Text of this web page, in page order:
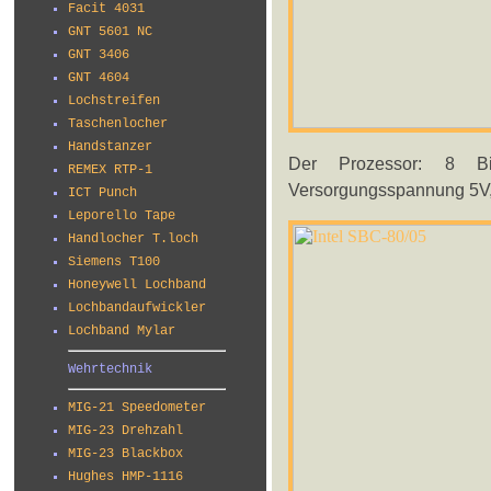
Facit 4031
GNT 5601 NC
GNT 3406
GNT 4604
Lochstreifen
Taschenlocher
Handstanzer
REMEX RTP-1
ICT Punch
Leporello Tape
Handlocher T.loch
Siemens T100
Honeywell Lochband
Lochbandaufwickler
Lochband Mylar
Wehrtechnik
MIG-21 Speedometer
MIG-23 Drehzahl
MIG-23 Blackbox
Hughes HMP-1116
Der Prozessor: 8
Versorgungsspannung